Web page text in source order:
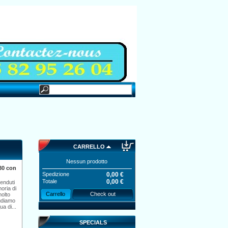
con
di
di...
CARRELLO
Nessun prodotto
Spedizione 0,00 €
Totale 0,00 €
Carrello Check out
SPECIALS
-28.05%
Lourdes Medaglia...
0,49 € 0,35 €
-3,00 €
Film
"Lourdes" e